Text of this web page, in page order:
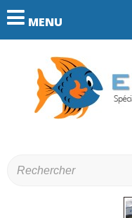
MENU